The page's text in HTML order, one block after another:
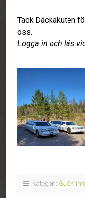
Tack Däckakuten
oss.
Logga in och läs
Kategori: GJSK